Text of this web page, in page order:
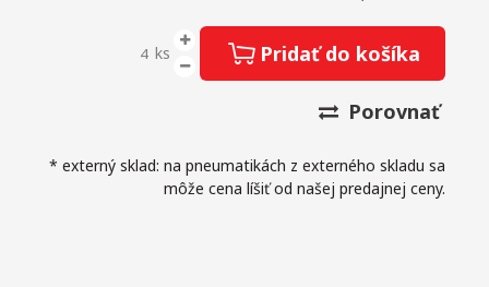
ks Pridať do košíka
Porovnať
* externý sklad: na pneumatikách z externého skladu sa
môže cena líšiť od našej predajnej ceny.